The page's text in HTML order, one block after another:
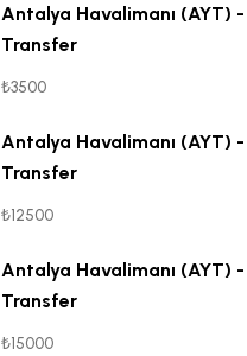
Antalya Havalimanı (AYT) -
Transfer
₺3500
Antalya Havalimanı (AYT) -
Transfer
₺12500
Antalya Havalimanı (AYT) -
Transfer
₺15000